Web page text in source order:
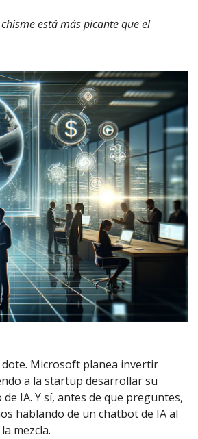
está más picante que el
dote. Microsoft planea invertir
a la startup desarrollar su
IA. Y sí, antes de que preguntes,
hablando de un chatbot de IA al
mezcla.